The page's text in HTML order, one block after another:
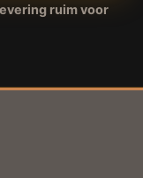
ruim voor